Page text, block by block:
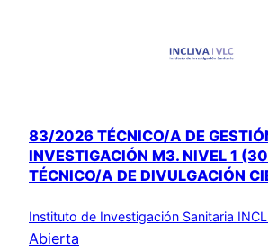
83/2026 TÉCNICO/A DE
INVESTIGACIÓN M3. NIVEL 1
TÉCNICO/A DE DIVULGACIÓN
Instituto de Investigación Sanitaria
Abierta